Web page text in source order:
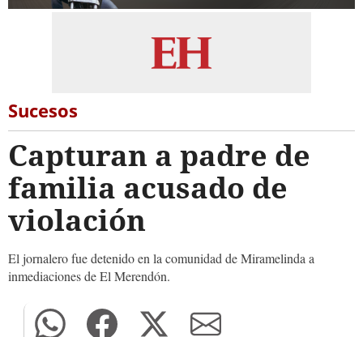
Sucesos
Capturan a padre de
familia acusado de
violación
El jornalero fue detenido en la comunidad de Miramelinda a
inmediaciones de El Merendón.